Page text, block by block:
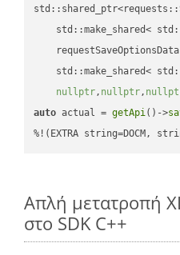
std::make_shared<
std::make_shared<
nullptr, nullptr,
auto actual = getApi()->
%!(EXTRA string=DOCM,
Απλή μετατροπή
στο SDK C++